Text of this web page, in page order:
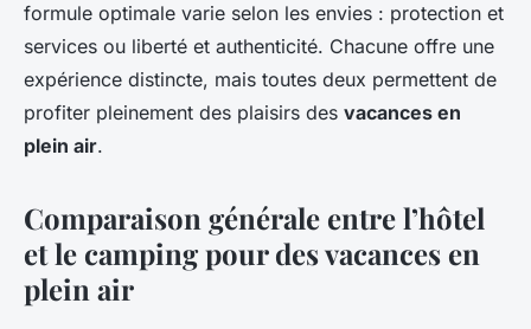
formule optimale varie selon les envies : protection et
services ou liberté et authenticité. Chacune offre une
expérience distincte, mais toutes deux permettent de
profiter pleinement des plaisirs des vacances en
plein air.
Comparaison générale entre l’hôtel
et le camping pour des vacances en
plein air